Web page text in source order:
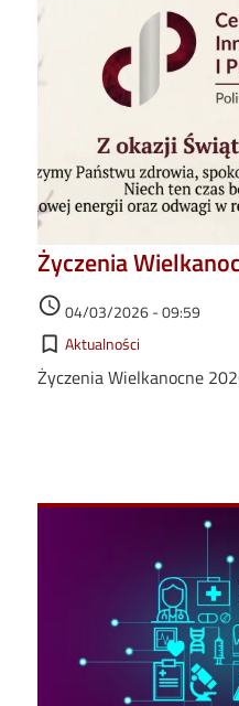
Życzenia
access_time 04/03/2026 - 09:59
bookmark_border Kategorie
Aktualności
Życzenia Wielkanocne